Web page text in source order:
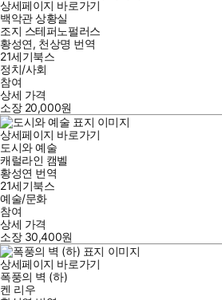
상세페이지 바로가기
백악관 상황실
조지 스테퍼노펄러스
황성연, 천상명 번역
21세기북스
정치/사회
참여
상세 가격
소장 20,000원
상세페이지 바로가기
도시와 예술
캐럴라인 캠벨
황성연 번역
21세기북스
예술/문화
참여
상세 가격
소장 30,400원
상세페이지 바로가기
폭풍의 벽 (하)
켄 리우